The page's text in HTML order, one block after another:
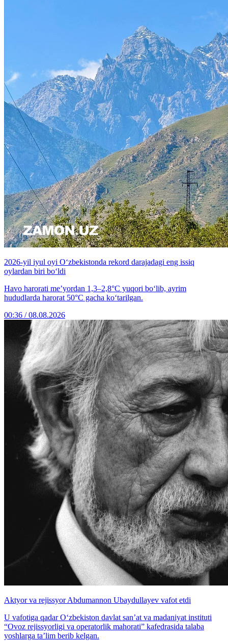
2026-yil iyul oyi O‘zbekistonda rekord darajadagi eng issiq
oylardan biri bo‘ldi
Havo harorati me’yordan 1,3–2,8°C yuqori bo‘lib, ayrim
hududlarda harorat 50°C gacha ko‘tarilgan.
00:36 / 08.08.2026
Aktyor va rejissyor Abdumannon Ubaydullayev vafot etdi
U vafotiga qadar O‘zbekiston davlat san’at va madaniyat instituti
“Ovoz rejissyorligi va operatorlik mahorati” kafedrasida talaba
yoshlarga ta’lim berib kelgan.